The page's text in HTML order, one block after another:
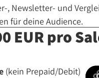
, Newsletter- und
für deine Audience.
EUR pro
(kein Prepaid/Debit)